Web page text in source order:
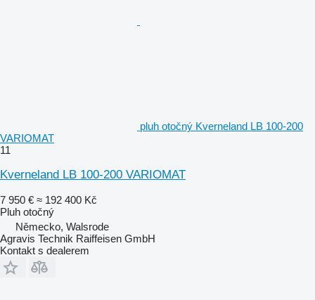
pluh otočný Kverneland LB 100-200
VARIOMAT
11
Kverneland LB 100-200 VARIOMAT
7 950 € ≈ 192 400 Kč
Pluh otočný
Německo, Walsrode
Agravis Technik Raiffeisen GmbH
Kontakt s dealerem